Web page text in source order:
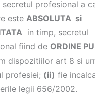
secretul profesional a
este ABSOLUTA si
in timp, secretul
fiind de ORDINE
dispozitiilor art 8 si
profesiei; (ii) fie
legii 656/2002.